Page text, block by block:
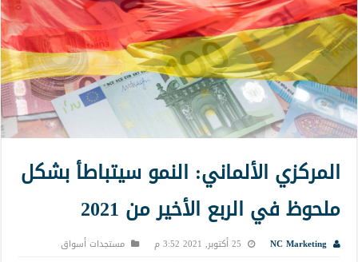
المركزي الألماني: النمو سيتباطأ بشكل
ملحوظ في الربع الأخير من 2021
NC Marketing 25 أكتوبر, 2021 3:52 م مستجدات أسواق